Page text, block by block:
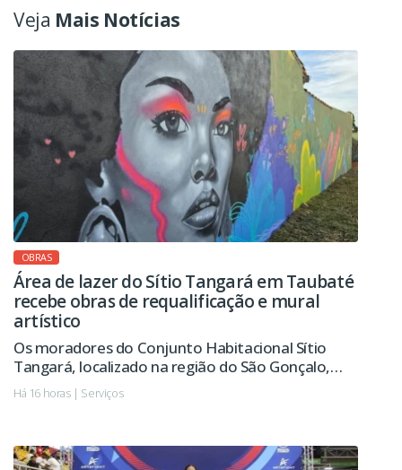
Veja Mais Notícias
OBRAS
Área de lazer do Sítio Tangará em Taubaté
recebe obras de requalificação e mural
artístico
Os moradores do Conjunto Habitacional Sítio
Tangará, localizado na região do São Gonçalo,
passarão a contar em breve com uma área de lazer
revitalizada, com novo playground, pista de
pública, entre outras ações.
Há 16 horas | Serviços